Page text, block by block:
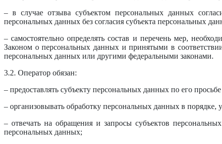
– в случае отзыва субъектом персональных данных
персональных данных без согласия субъекта персональных
– самостоятельно определять состав и перечень мер,
Законом о персональных данных и принятыми в
персональных данных или другими федеральными законами.
3.2. Оператор обязан:
– предоставлять субъекту персональных данных по его
– организовывать обработку персональных данных в
– отвечать на обращения и запросы субъектов
персональных данных;